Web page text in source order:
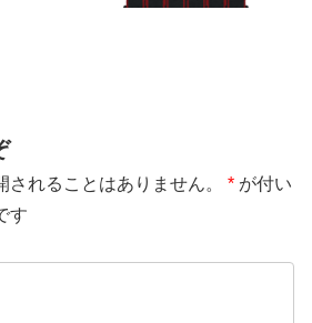
されることはありません。 * が付い
す